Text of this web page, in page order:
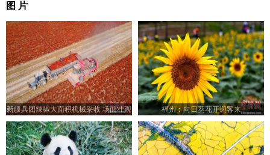
图 片
新疆兵团辣椒大面积机械采收 场面壮观 福州：向日葵花开迎客来